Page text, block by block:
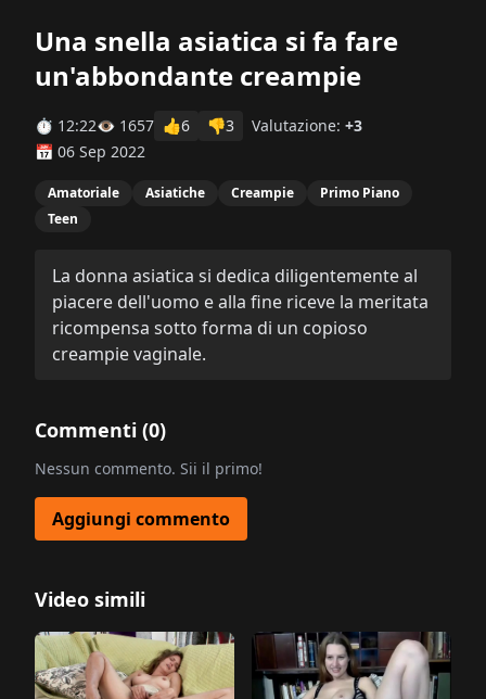
Una snella asiatica si fa fare
un'abbondante creampie
⏱ 12:22👁 1657 👍6 👎3 Valutazione: +3
📅 06 Sep 2022
Amatoriale Asiatiche Creampie
Primo Piano
Teen
La donna asiatica si dedica diligentemente al
piacere dell'uomo e alla fine riceve la meritata
ricompensa sotto forma di un copioso
creampie vaginale.
Commenti (0)
Nessun commento. Sii il primo!
Aggiungi commento
Video simili